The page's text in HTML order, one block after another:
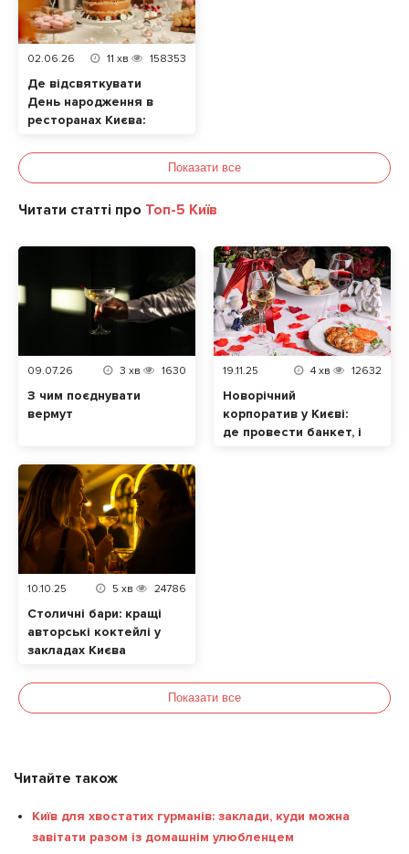
02.06.26 11 хв 158353
Де відсвяткувати
День народження в
ресторанах Києва:
Показати все
Читати статті про Топ-5 Київ
09.07.26 3 хв 1630
З чим поєднувати
вермут
19.11.25 4 хв 12632
Новорічний
корпоратив у Києві:
де провести банкет, і
10.10.25 5 хв 24786
Столичні бари: кращі
авторські коктейлі у
закладах Києва
Показати все
Читайте також
Київ для хвостатих гурманів: заклади, куди можна
завітати разом із домашнім улюбленцем